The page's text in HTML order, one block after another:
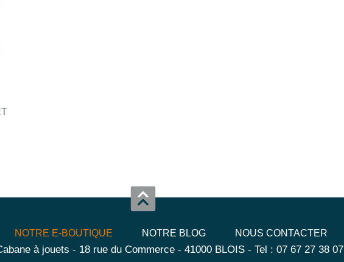
NOTRE E-BOUTIQUE NOTRE BLOG NOUS CONTACTER
à jouets - 18 rue du Commerce - 41000 BLOIS - Tel : 07 67 27 38 07